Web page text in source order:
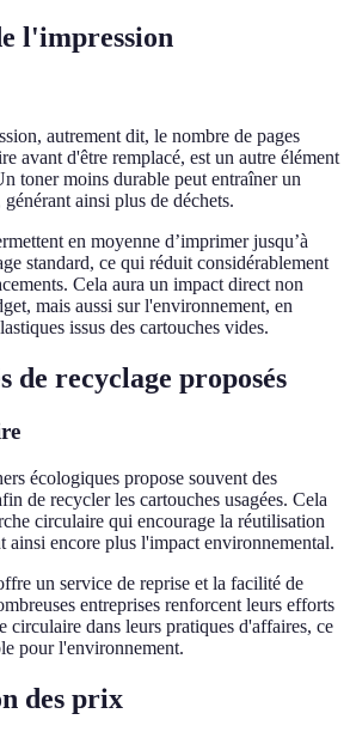
l'impression
autrement dit, le nombre de pages
avant d'être remplacé, est un autre élément
toner moins durable peut entraîner un
ainsi plus de déchets.
en moyenne d’imprimer jusqu’à
standard, ce qui réduit considérablement
Cela aura un impact direct non
mais aussi sur l'environnement, en
issus des cartouches vides.
de recyclage proposés
écologiques propose souvent des
de recycler les cartouches usagées. Cela
circulaire qui encourage la réutilisation
ainsi encore plus l'impact environnemental.
un service de reprise et la facilité de
entreprises renforcent leurs efforts
circulaire dans leurs pratiques d'affaires, ce
pour l'environnement.
des prix